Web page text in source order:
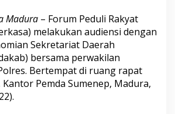
6
S
a
p
e
k
e
n
D
Madura – Forum Peduli Rakyat
melakukan audiensi dengan
Sekretariat Daerah
bersama perwakilan
Bertempat di ruang rapat
Pemda Sumenep, Madura,